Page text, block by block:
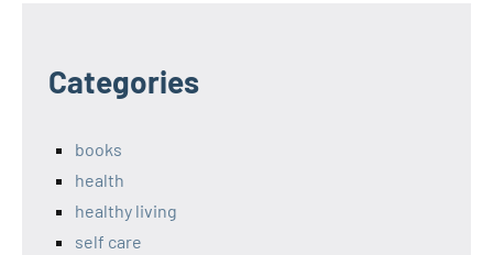
Categories
books
health
healthy living
self care